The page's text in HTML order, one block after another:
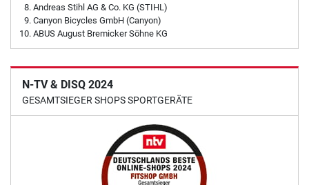
Andreas Stihl AG & Co. KG (STIHL)
Canyon Bicycles GmbH (Canyon)
ABUS August Bremicker Söhne KG
N-TV & DISQ 2024
GESAMTSIEGER SHOPS SPORTGERÄTE